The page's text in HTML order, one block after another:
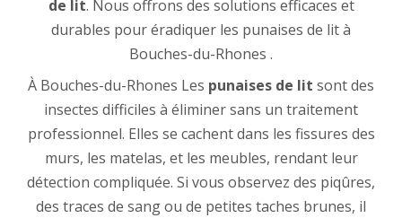
de lit. Nous offrons des solutions efficaces et
durables pour éradiquer les punaises de lit à
Bouches-du-Rhones .
À Bouches-du-Rhones Les punaises de lit sont des
insectes difficiles à éliminer sans un traitement
professionnel. Elles se cachent dans les fissures des
murs, les matelas, et les meubles, rendant leur
détection compliquée. Si vous observez des piqûres,
des traces de sang ou de petites taches brunes, il